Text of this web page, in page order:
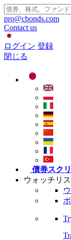
pro@cbonds.com
Contact us
ログイン 登録
閉じる
債券スク
ウォッチリ